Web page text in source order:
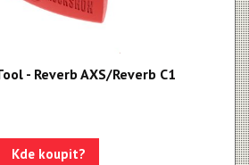
- Reverb AXS/Reverb C1
Kde koupit?